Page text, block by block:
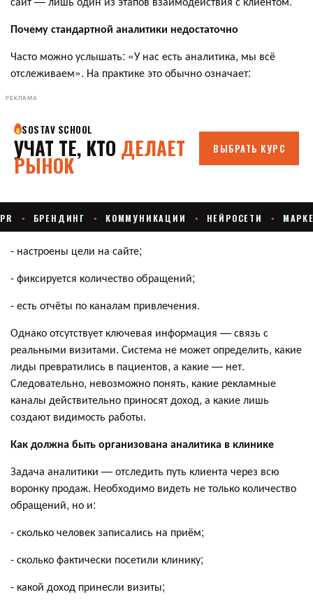
Почему стандартной аналитики недостаточно
Часто можно услышать: «У нас есть аналитика, мы всё
отслеживаем». На практике это обычно означает:
РЕКЛАМА
- настроены цели на сайте;
- фиксируется количество обращений;
- есть отчёты по каналам привлечения.
Однако отсутствует ключевая информация — связь с
реальными визитами. Система не может определить, какие
лиды превратились в пациентов, а какие — нет.
Следовательно, невозможно понять, какие рекламные
каналы действительно приносят доход, а какие лишь
создают видимость работы.
Как должна быть организована аналитика в клинике
Задача аналитики — отследить путь клиента через всю
воронку продаж. Необходимо видеть не только количество
обращений, но и:
- сколько человек записались на приём;
- сколько фактически посетили клинику;
- какой доход принесли визиты;